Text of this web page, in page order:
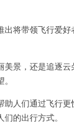
将带领飞行爱好
景，还是追逐云
人们通过飞行更
的出行方式。